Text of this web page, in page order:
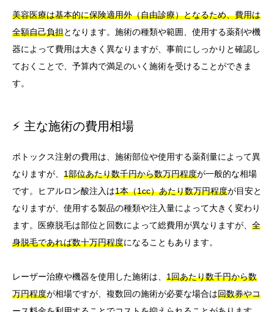
美容医療は基本的に保険適用外（自由診療）となるため、費用は
全額自己負担となります。施術の種類や範囲、使用する薬剤や機
器によって費用は大きく異なりますが、事前にしっかりと確認し
ておくことで、予算内で満足のいく施術を受けることができま
す。
⚡ 主な施術の費用相場
ボトックス注射の費用は、施術部位や使用する薬剤量によって異
なりますが、 1部位あたり数千円から数万円程度が一般的な相場
です。ヒアルロン酸注入は1本（1cc）あたり数万円程度が目安と
なりますが、使用する製品の種類や注入量によって大きく変わり
ます。医療脱毛は部位と回数によって総費用が異なりますが、 全
身脱毛であれば数十万円程度になることもあります。
レーザー治療や機器を使用した施術は、 1回あたり数千円から数
万円程度が相場ですが、複数回の施術が必要な場合は回数券やコ